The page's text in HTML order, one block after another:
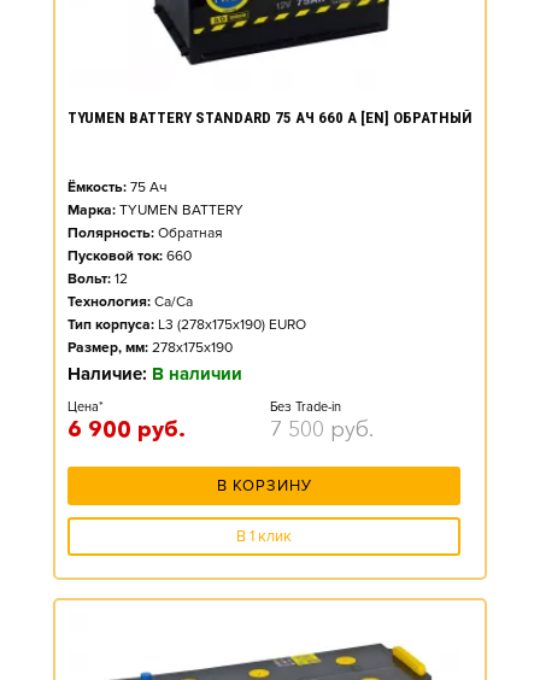
TYUMEN BATTERY STANDARD 75 АЧ 660 А [EN] ОБРАТНЫЙ
Ёмкость: 75 Ач
Марка: TYUMEN BATTERY
Полярность: Обратная
Пусковой ток: 660
Вольт: 12
Технология: Ca/Ca
Тип корпуса: L3 (278x175x190) EURO
Размер, мм: 278x175x190
Наличие: В наличии
Цена*
6 900 руб.
Без Trade-in
7 500 руб.
В КОРЗИНУ
В 1 клик